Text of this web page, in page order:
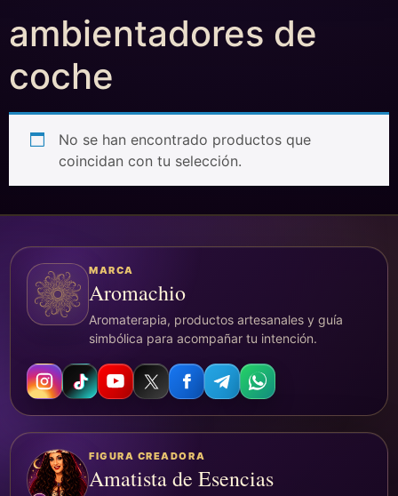
ambientadores de
coche
No se han encontrado productos que
coincidan con tu selección.
MARCA
Aromachio
Aromaterapia, productos artesanales y guía
simbólica para acompañar tu intención.
FIGURA CREADORA
Amatista de Esencias